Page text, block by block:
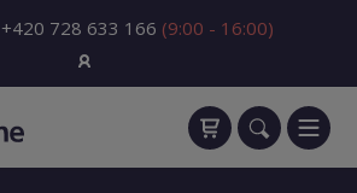
+420 728 633 166 (9:00 - 16:00)